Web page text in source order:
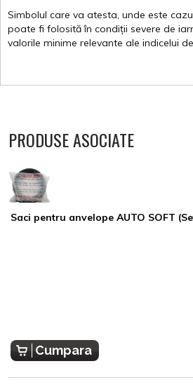
Simbolul care va atesta, unde este
poate fi folosită în condiții severe de
valorile minime relevante ale indicelui de
PRODUSE ASOCIATE
Saci pentru anvelope AUTO SOFT
Cumpara